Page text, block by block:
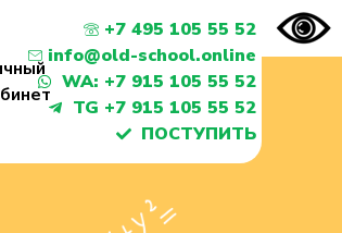
+7 495 105 55 52
info@old-school.online
WA: +7 915 105 55 52
TG +7 915 105 55 52
ПОСТУПИТЬ